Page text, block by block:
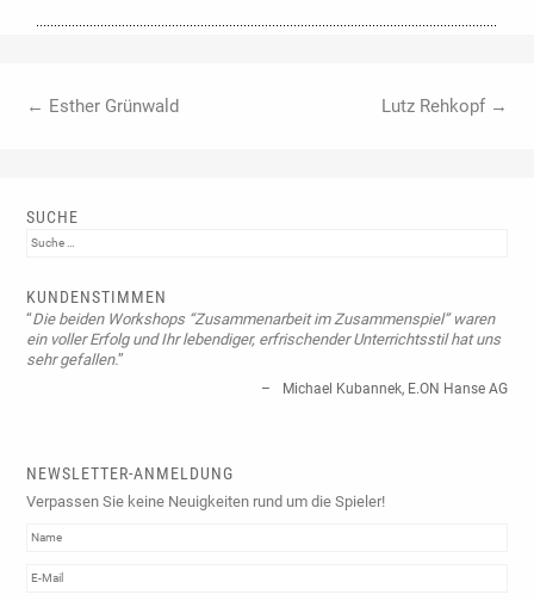
← Esther Grünwald Lutz Rehkopf →
SUCHE
Suche
KUNDENSTIMMEN
Die beiden Workshops “Zusammenarbeit im Zusammenspiel” waren
ein voller Erfolg und Ihr lebendiger, erfrischender Unterrichtsstil hat uns
sehr gefallen.
Michael Kubannek E.ON Hanse AG
NEWSLETTER-ANMELDUNG
Verpassen Sie keine Neuigkeiten rund um die Spieler!